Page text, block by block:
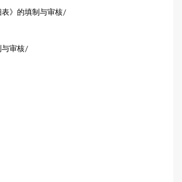
》的填制与审核/
与审核/